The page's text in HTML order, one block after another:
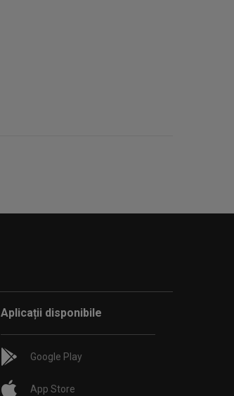
Aplicații disponibile
Google Play
App Store